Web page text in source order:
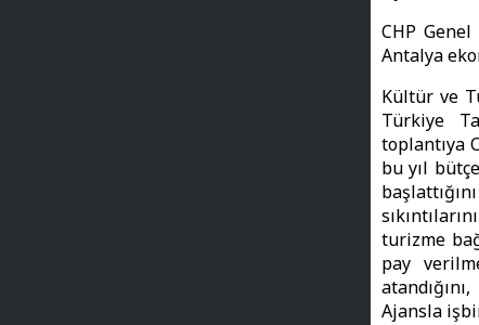
CHP Genel
Antalya
Kültür ve
Türkiye
toplantıya
bu yıl
turizme
pay
Ajansla